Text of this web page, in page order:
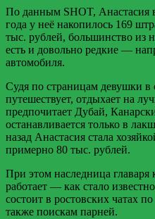
По данным SHOT, Анастасия
года у неё накопилось 169
тыс. рублей, большинство из
есть и довольно редкие —
автомобиля.
Судя по страницам девушки в
путешествует, отдыхает на
предпочитает Дубай,
останавливается только в
назад Анастасия стала
примерно 80 тыс. рублей.
При этом наследница главаря
работает — как стало
состоит в ростовских чатах
также поискам парней.